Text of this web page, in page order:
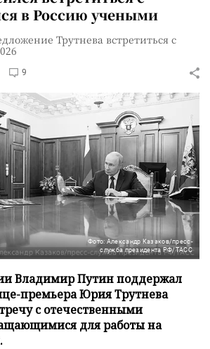
в Россию учеными
Трутнева встретиться с
9
Фото: Александр Казаков/пресс-
служба президента РФ/ТАСС
Владимир Путин поддержал
премьера Юрия Трутнева
с отечественными
для работы на